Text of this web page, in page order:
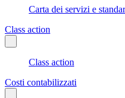
Carta dei servizi e
Class action
Class action
Costi contabilizzati